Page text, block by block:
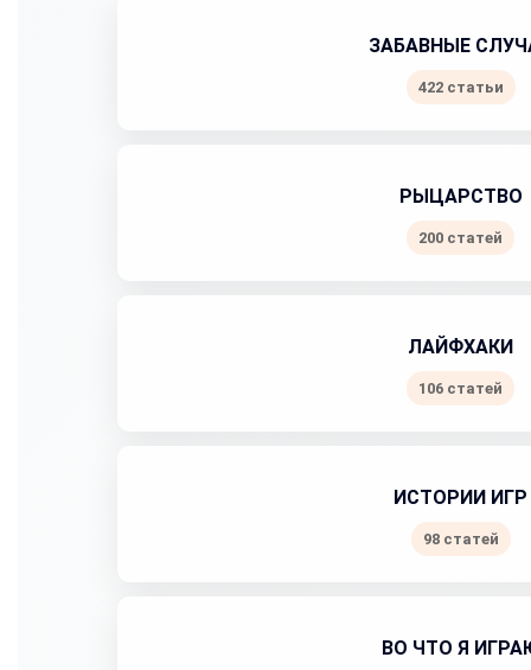
ЗАБАВНЫЕ
422 статьи
РЫЦАРСТВО
200 статей
ЛАЙФХАКИ
106 статей
ИСТОРИИ ИГР
98 статей
ВО ЧТО Я